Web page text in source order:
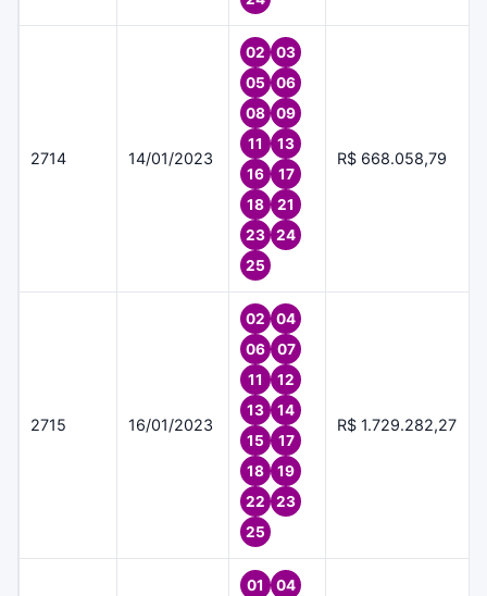
2714 14/01/2023
02
03
05
06
08
09
11
13
16
17
18
21
23
24
25
R$ 668.058,79
2715 16/01/2023
02
04
06
07
11
12
13
14
15
17
18
19
22
23
25
R$ 1.729.282,27
01
04